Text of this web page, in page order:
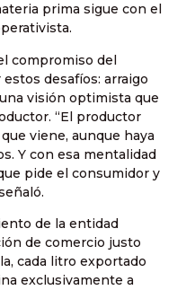
prima sigue con el
compromiso del
desafíos: arraigo
visión optimista que
“El productor
viene, aunque haya
Y con esa mentalidad
pide el consumidor y
de la entidad
de comercio justo
cada litro exportado
exclusivamente a